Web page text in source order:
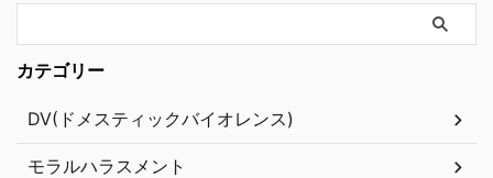
カテゴリー
DV(ドメスティックバイオレンス)
モラルハラスメント